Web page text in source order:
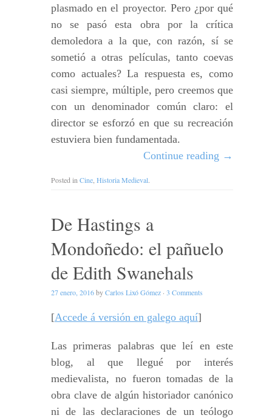
plasmado en el proyector. Pero ¿por qué
no se pasó esta obra por la crítica
demoledora a la que, con razón, sí se
sometió a otras películas, tanto coevas
como actuales? La respuesta es, como
casi siempre, múltiple, pero creemos que
con un denominador común claro: el
director se esforzó en que su recreación
estuviera bien fundamentada.
Continue reading →
Posted in Cine Historia Medieval.
De Hastings a
Mondoñedo: el pañuelo
de Edith Swanehals
27 enero, 2016byCarlos Lixó Gómez · 3 Comments
[Accede á versión en galego aquí]
Las primeras palabras que leí en este
blog, al que llegué por interés
medievalista, no fueron tomadas de la
obra clave de algún historiador canónico
ni de las declaraciones de un teólogo